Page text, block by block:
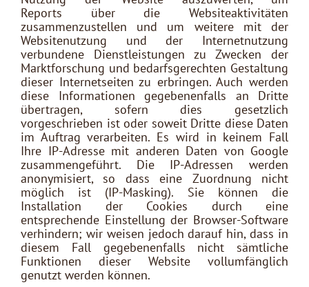
Reports über die Websiteaktivitäten
zusammenzustellen und um weitere mit der
Websitenutzung und der Internetnutzung
verbundene Dienstleistungen zu Zwecken der
Marktforschung und bedarfsgerechten Gestaltung
dieser Internetseiten zu erbringen. Auch werden
diese Informationen gegebenenfalls an Dritte
übertragen, sofern dies gesetzlich
vorgeschrieben ist oder soweit Dritte diese Daten
im Auftrag verarbeiten. Es wird in keinem Fall
Ihre IP-Adresse mit anderen Daten von Google
zusammengeführt. Die IP-Adressen werden
anonymisiert, so dass eine Zuordnung nicht
möglich ist (IP-Masking). Sie können die
Installation der Cookies durch eine
entsprechende Einstellung der Browser-Software
verhindern; wir weisen jedoch darauf hin, dass in
diesem Fall gegebenenfalls nicht sämtliche
Funktionen dieser Website vollumfänglich
genutzt werden können.